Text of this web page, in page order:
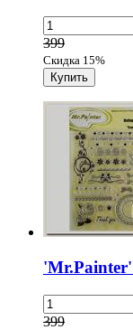
399
Скидка 15%
399